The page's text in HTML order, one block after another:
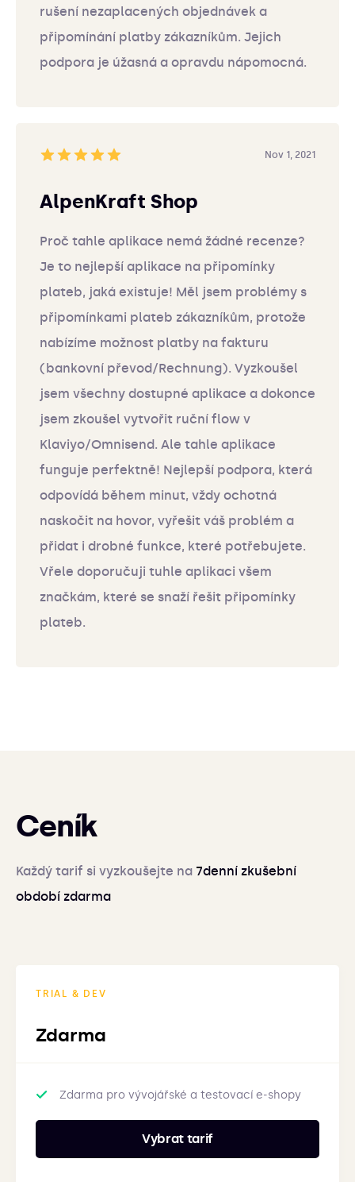
rušení nezaplacených objednávek a
připomínání platby zákazníkům. Jejich
podpora je úžasná a opravdu nápomocná.
Nov 1, 2021
AlpenKraft Shop
Proč tahle aplikace nemá žádné recenze?
Je to nejlepší aplikace na připomínky
plateb, jaká existuje! Měl jsem problémy s
připomínkami plateb zákazníkům, protože
nabízíme možnost platby na fakturu
(bankovní převod/Rechnung). Vyzkoušel
jsem všechny dostupné aplikace a dokonce
jsem zkoušel vytvořit ruční flow v
Klaviyo/Omnisend. Ale tahle aplikace
funguje perfektně! Nejlepší podpora, která
odpovídá během minut, vždy ochotná
naskočit na hovor, vyřešit váš problém a
přidat i drobné funkce, které potřebujete.
Vřele doporučuji tuhle aplikaci všem
značkám, které se snaží řešit připomínky
plateb.
Ceník
Každý tarif si vyzkoušejte na 7denní zkušební
období zdarma
TRIAL & DEV
Zdarma
Zdarma pro vývojářské a testovací e-shopy
Vybrat tarif